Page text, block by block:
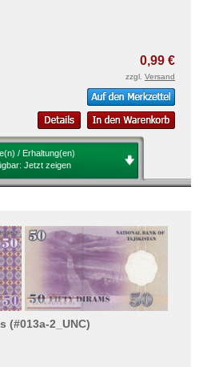
0,99 €
zzgl. Versand
/ Erhaltung(en)
Jetzt zeigen
(#013a-2_UNC)